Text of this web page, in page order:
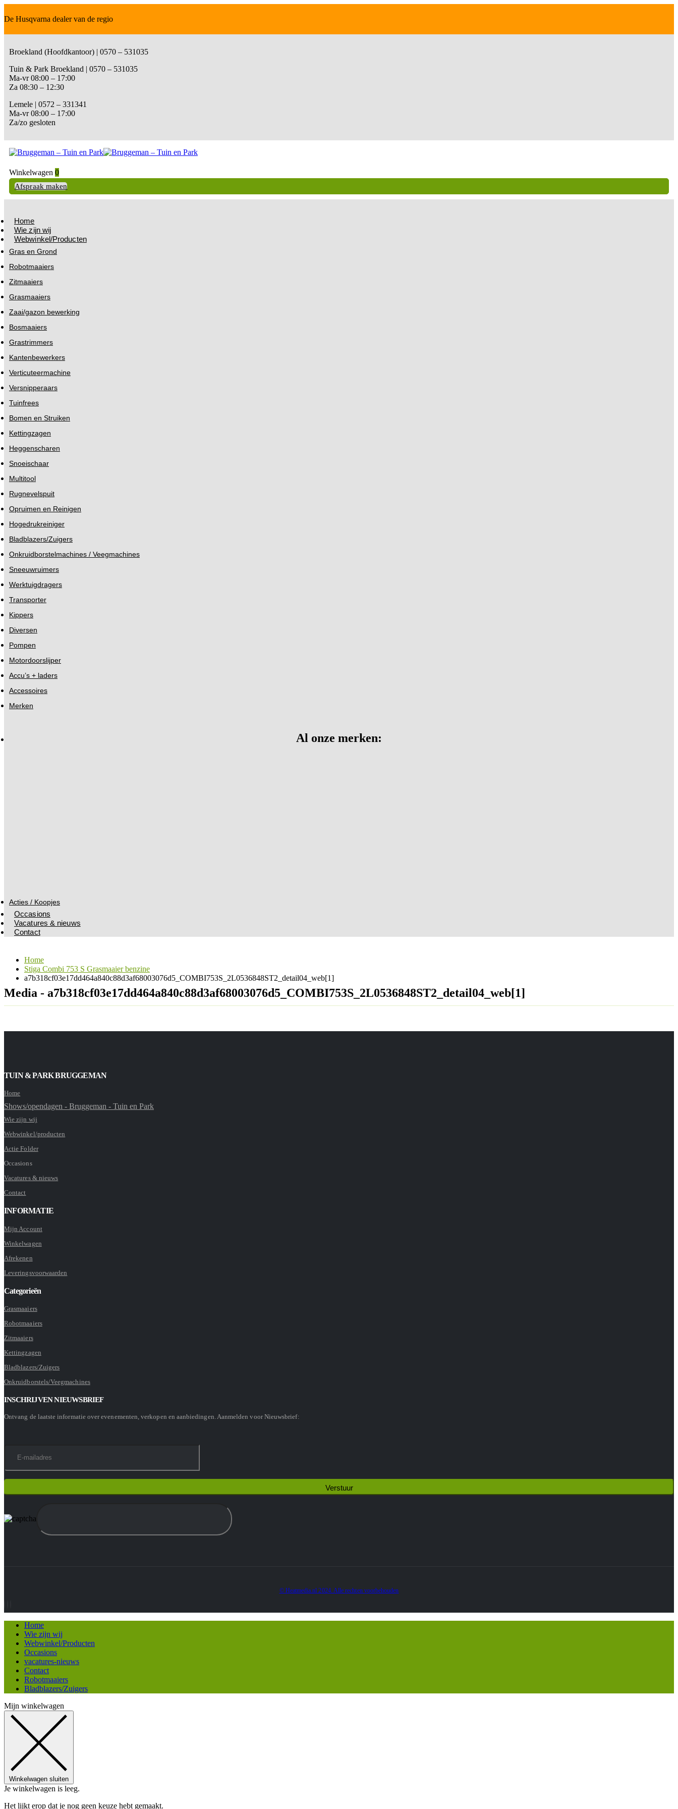
De Husqvarna dealer van de regio
Broekland (Hoofdkantoor) | 0570 – 531035
Tuin & Park Broekland | 0570 – 531035
Ma-vr 08:00 – 17:00
Za 08:30 – 12:30
Lemele | 0572 – 331341
Ma-vr 08:00 – 17:00
Za/zo gesloten
Winkelwagen 0
Afspraak maken
Home
Wie zijn wij
Webwinkel/Producten
Gras en Grond
Robotmaaiers
Zitmaaiers
Grasmaaiers
Zaai/gazon bewerking
Bosmaaiers
Grastrimmers
Kantenbewerkers
Verticuteermachine
Versnipperaars
Tuinfrees
Bomen en Struiken
Kettingzagen
Heggenscharen
Snoeischaar
Multitool
Rugnevelspuit
Opruimen en Reinigen
Hogedrukreiniger
Bladblazers/Zuigers
Onkruidborstelmachines / Veegmachines
Sneeuwruimers
Werktuigdragers
Transporter
Kippers
Diversen
Pompen
Motordoorslijper
Accu’s + laders
Accessoires
Merken
Al onze merken:
Acties / Koopjes
Occasions
Vacatures & nieuws
Contact
Home
Stiga Combi 753 S Grasmaaier benzine
a7b318cf03e17dd464a840c88d3af68003076d5_COMBI753S_2L0536848ST2_detail04_web[1]
Media - a7b318cf03e17dd464a840c88d3af68003076d5_COMBI753S_2L0536848ST2_detail04_web[1]
TUIN & PARK BRUGGEMAN
Home
Shows/opendagen - Bruggeman - Tuin en Park
Wie zijn wij
Webwinkel/producten
Actie Folder
Occasions
Vacatures & nieuws
Contact
INFORMATIE
Mijn Account
Winkelwagen
Afrekenen
Leveringsvoorwaarden
Categorieën
Grasmaaiers
Robotmaaiers
Zitmaaiers
Kettingzagen
Bladblazers/Zuigers
Onkruidborstels/Veegmachines
INSCHRIJVEN NIEUWSBRIEF
Ontvang de laatste informatie over evenementen, verkopen en aanbiedingen. Aanmelden voor Nieuwsbrief:
© Heatmedia.nl 2024. Alle rechten voorbehouden
Home
Wie zijn wij
Webwinkel/Producten
Occasions
vacatures-nieuws
Contact
Robotmaaiers
Bladblazers/Zuigers
Mijn winkelwagen
Winkelwagen sluiten
Je winkelwagen is leeg.
Het lijkt erop dat je nog geen keuze hebt gemaakt.